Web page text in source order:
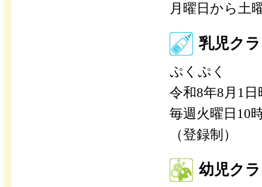
月曜日から土
乳児ク
ぷくぷく
令和8年8月1
毎週火曜日10
（登録制）
幼児ク